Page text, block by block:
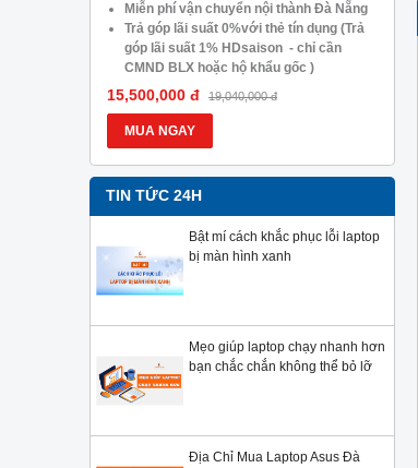
Miễn phí vận chuyển nội thành Đà Nẵng
Trả góp lãi suất 0%với thẻ tín dụng (Trả
góp lãi suất 1% HDsaison - chỉ cần
CMND BLX hoặc hộ khẩu gốc )
Giảm 20%khi nâng cấp Ram-SSD
Giảm giá trực tiếp đối với khách hàng ở
xa, HSSV . Săn 10.000 Voucher Giảm
Giá 500.000đ
15,500,000 đ 19,040,000 đ
MUA NGAY
TIN TỨC 24H
Bật mí cách khắc phục lỗi laptop
bị màn hình xanh
Mẹo giúp laptop chạy nhanh hơn
bạn chắc chắn không thể bỏ lỡ
Địa Chỉ Mua Laptop Asus Đà